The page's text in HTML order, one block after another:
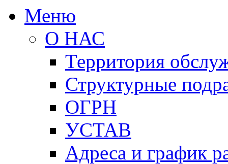
Меню
О НАС
Территория
Структурные
ОГРН
УСТАВ
Адреса и график